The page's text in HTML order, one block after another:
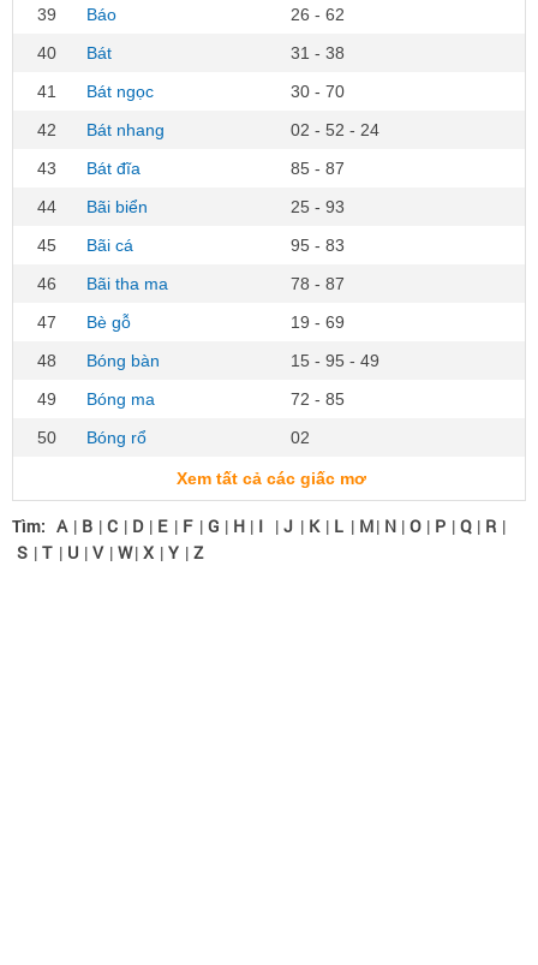
39
Báo
26 - 62
40
Bát
31 - 38
41
Bát ngọc
30 - 70
42
Bát nhang
02 - 52 - 24
43
Bát đĩa
85 - 87
44
Bãi biển
25 - 93
45
Bãi cá
95 - 83
46
Bãi tha ma
78 - 87
47
Bè gỗ
19 - 69
48
Bóng bàn
15 - 95 - 49
49
Bóng ma
72 - 85
50
Bóng rổ 02
Xem tất cả các giấc mơ
Tìm: A | B | C | D | E | F | G | H | I | J | K | L | M| N | O | P | Q | R |
S | T | U | V | W| X | Y | Z